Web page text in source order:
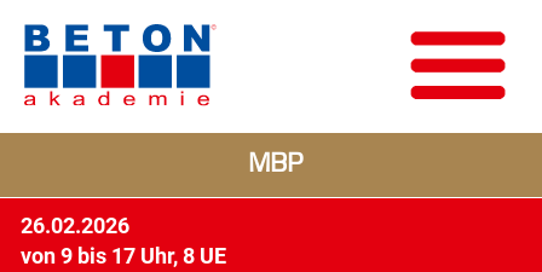
MBP
26.02.2026
von 9 bis 17 Uhr, 8 UE